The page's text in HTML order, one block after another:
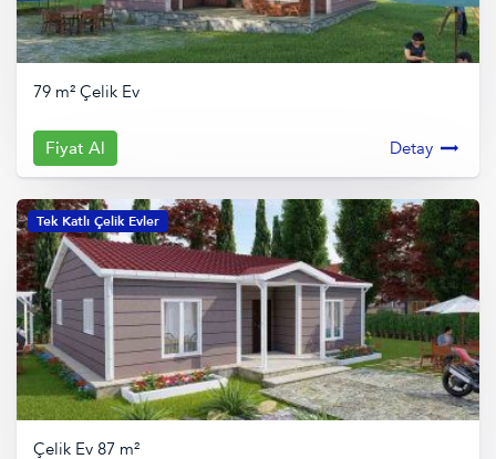
79 m² Çelik Ev
Fiyat Al Detay
Tek Katlı Çelik Evler
Çelik Ev 87 m²